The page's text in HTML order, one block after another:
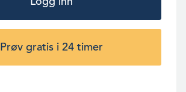
Prøv gratis i 24 timer